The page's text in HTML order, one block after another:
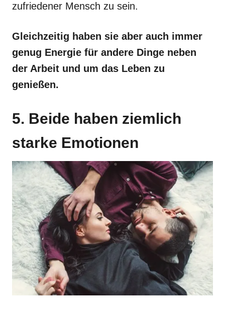
zufriedener Mensch zu sein.
Gleichzeitig haben sie aber auch immer
genug Energie für andere Dinge neben
der Arbeit und um das Leben zu
genießen.
5. Beide haben ziemlich
starke Emotionen